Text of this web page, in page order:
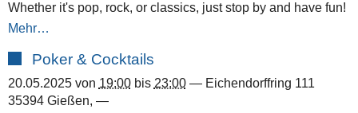
Whether it's pop, rock, or classics, just stop by and have fun!
Mehr…
Poker & Cocktails
20.05.2025von 19:00bis 23:00 — Eichendorffring 111
35394 Gießen, —